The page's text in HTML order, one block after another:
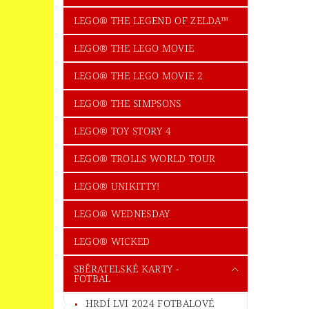
LEGO® THE LEGEND OF ZELDA™
LEGO® THE LEGO MOVIE
LEGO® THE LEGO MOVIE 2
LEGO® THE SIMPSONS
LEGO® TOY STORY 4
LEGO® TROLLS WORLD TOUR
LEGO® UNIKITTY!
LEGO® WEDNESDAY
LEGO® WICKED
SBĚRATELSKÉ KARTY -
FOTBAL
HRDÍ LVI 2024 FOTBALOVÉ